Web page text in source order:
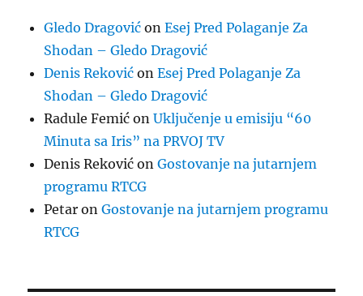
Gledo Dragović onEsej Pred Polaganje Za
Shodan – Gledo Dragović
Denis Reković onEsej Pred Polaganje Za
Shodan – Gledo Dragović
Radule Femić onUključenje u emisiju “60
Minuta sa Iris” na PRVOJ TV
Denis Reković onGostovanje na jutarnjem
programu RTCG
Petar onGostovanje na jutarnjem programu
RTCG